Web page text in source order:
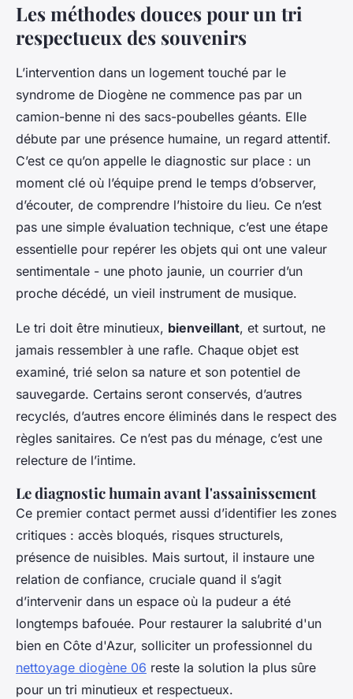
Les méthodes douces pour un tri
respectueux des souvenirs
L’intervention dans un logement touché par le
syndrome de Diogène ne commence pas par un
camion-benne ni des sacs-poubelles géants. Elle
débute par une présence humaine, un regard attentif.
C’est ce qu’on appelle le diagnostic sur place : un
moment clé où l’équipe prend le temps d’observer,
d’écouter, de comprendre l’histoire du lieu. Ce n’est
pas une simple évaluation technique, c’est une étape
essentielle pour repérer les objets qui ont une valeur
sentimentale - une photo jaunie, un courrier d’un
proche décédé, un vieil instrument de musique.
Le tri doit être minutieux, bienveillant, et surtout, ne
jamais ressembler à une rafle. Chaque objet est
examiné, trié selon sa nature et son potentiel de
sauvegarde. Certains seront conservés, d’autres
recyclés, d’autres encore éliminés dans le respect des
règles sanitaires. Ce n’est pas du ménage, c’est une
relecture de l’intime.
Le diagnostic humain avant l'assainissement
Ce premier contact permet aussi d’identifier les zones
critiques : accès bloqués, risques structurels,
présence de nuisibles. Mais surtout, il instaure une
relation de confiance, cruciale quand il s’agit
d’intervenir dans un espace où la pudeur a été
longtemps bafouée. Pour restaurer la salubrité d'un
bien en Côte d'Azur, solliciter un professionnel du
nettoyage diogène 06 reste la solution la plus sûre
pour un tri minutieux et respectueux.